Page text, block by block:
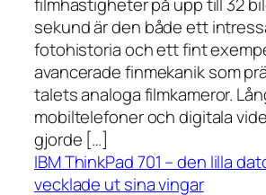
filmhastigheter på upp till 32
sekund är den både ett
fotohistoria och ett fint
avancerade finmekanik som
talets analoga filmkameror.
mobiltelefoner och digitala
gjorde […]
IBM ThinkPad 701 – den lilla
vecklade ut sina vingar